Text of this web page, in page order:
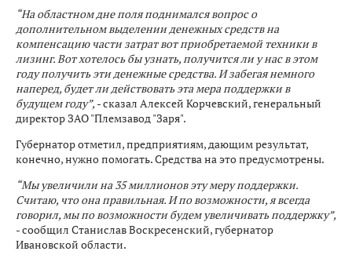
“На областном дне поля поднимался вопрос о
дополнительном выделении денежных средств на
компенсацию части затрат вот приобретаемой техники в
лизинг. Вот хотелось бы узнать, получится ли у нас в этом
году получить эти денежные средства. И забегая немного
наперед, будет ли действовать эта мера поддержки в
будущем году”, - сказал Алексей Корчевский, генеральный
директор ЗАО "Племзавод "Заря".
Губернатор отметил, предприятиям, дающим результат,
конечно, нужно помогать. Средства на это предусмотрены.
“Мы увеличили на 35 миллионов эту меру поддержки.
Считаю, что она правильная. И по возможности, я всегда
говорил, мы по возможности будем увеличивать поддержку”,
- сообщил Станислав Воскресенский, губернатор
Ивановской области.